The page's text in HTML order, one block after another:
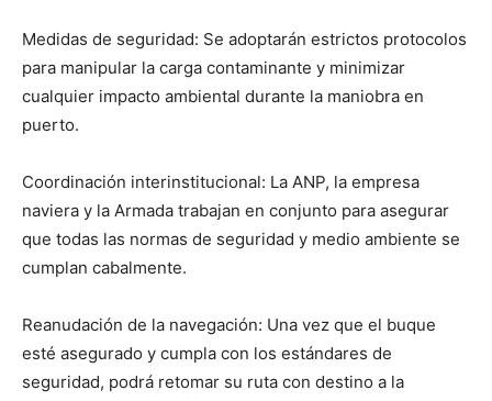
Medidas de seguridad: Se adoptarán estrictos protocolos
para manipular la carga contaminante y minimizar
cualquier impacto ambiental durante la maniobra en
puerto.
Coordinación interinstitucional: La ANP, la empresa
naviera y la Armada trabajan en conjunto para asegurar
que todas las normas de seguridad y medio ambiente se
cumplan cabalmente.
Reanudación de la navegación: Una vez que el buque
esté asegurado y cumpla con los estándares de
seguridad, podrá retomar su ruta con destino a la